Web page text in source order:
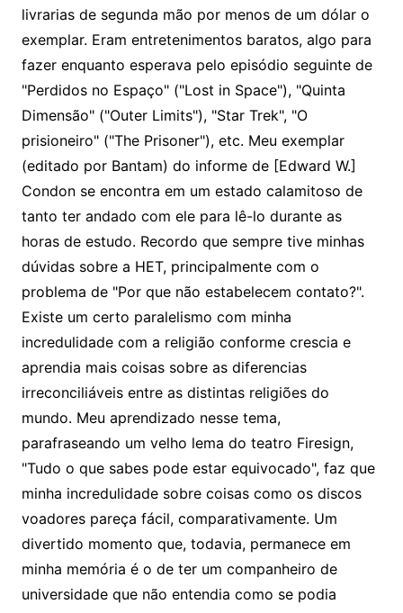
livrarias de segunda mão por menos de um dólar o
exemplar. Eram entretenimentos baratos, algo para
fazer enquanto esperava pelo episódio seguinte de
"Perdidos no Espaço" ("Lost in Space"), "Quinta
Dimensão" ("Outer Limits"), "Star Trek", "O
prisioneiro" ("The Prisoner"), etc. Meu exemplar
(editado por Bantam) do informe de [Edward W.]
Condon se encontra em um estado calamitoso de
tanto ter andado com ele para lê-lo durante as
horas de estudo. Recordo que sempre tive minhas
dúvidas sobre a HET, principalmente com o
problema de "Por que não estabelecem contato?".
Existe um certo paralelismo com minha
incredulidade com a religião conforme crescia e
aprendia mais coisas sobre as diferencias
irreconciliáveis entre as distintas religiões do
mundo. Meu aprendizado nesse tema,
parafraseando um velho lema do teatro Firesign,
"Tudo o que sabes pode estar equivocado", faz que
minha incredulidade sobre coisas como os discos
voadores pareça fácil, comparativamente. Um
divertido momento que, todavia, permanece em
minha memória é o de ter um companheiro de
universidade que não entendia como se podia